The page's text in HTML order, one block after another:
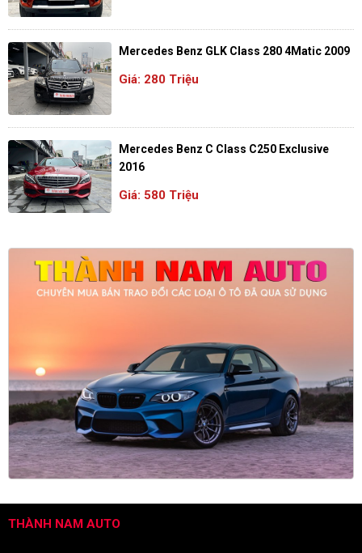
Mercedes Benz GLK Class 280 4Matic 2009
Giá: 280 Triệu
Mercedes Benz C Class C250 Exclusive
2016
Giá: 580 Triệu
THÀNH NAM AUTO